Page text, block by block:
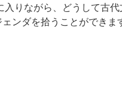
ながら、どうして古代
ンダを拾うことができま